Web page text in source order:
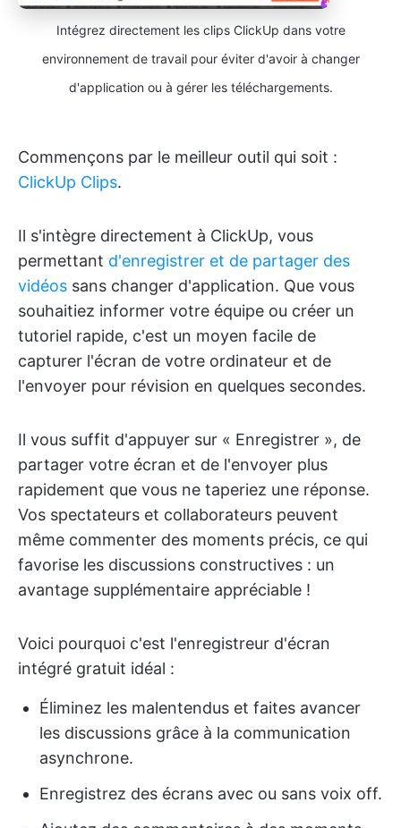
Intégrez directement les clips ClickUp dans votre
environnement de travail pour éviter d'avoir à changer
d'application ou à gérer les téléchargements.
Commençons par le meilleur outil qui soit :
ClickUp Clips.
Il s'intègre directement à ClickUp, vous
permettant d'enregistrer et de partager des
vidéos sans changer d'application. Que vous
souhaitiez informer votre équipe ou créer un
tutoriel rapide, c'est un moyen facile de
capturer l'écran de votre ordinateur et de
l'envoyer pour révision en quelques secondes.
Il vous suffit d'appuyer sur « Enregistrer », de
partager votre écran et de l'envoyer plus
rapidement que vous ne taperiez une réponse.
Vos spectateurs et collaborateurs peuvent
même commenter des moments précis, ce qui
favorise les discussions constructives : un
avantage supplémentaire appréciable !
Voici pourquoi c'est l'enregistreur d'écran
intégré gratuit idéal :
Éliminez les malentendus et faites avancer
les discussions grâce à la communication
asynchrone.
Enregistrez des écrans avec ou sans voix off.